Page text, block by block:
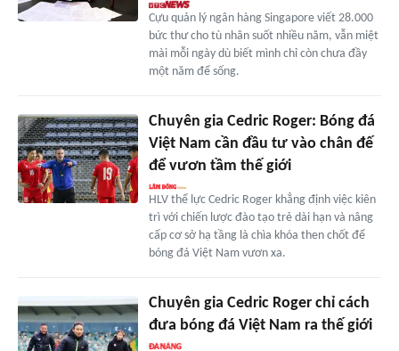
Cựu quản lý ngân hàng Singapore viết 28.000
bức thư cho tù nhân suốt nhiều năm, vẫn miệt
mài mỗi ngày dù biết mình chỉ còn chưa đầy
một năm để sống.
Chuyên gia Cedric Roger: Bóng đá
Việt Nam cần đầu tư vào chân đế
để vươn tầm thế giới
HLV thể lực Cedric Roger khẳng định việc kiên
trì với chiến lược đào tạo trẻ dài hạn và nâng
cấp cơ sở hạ tầng là chìa khóa then chốt để
bóng đá Việt Nam vươn xa.
Chuyên gia Cedric Roger chỉ cách
đưa bóng đá Việt Nam ra thế giới